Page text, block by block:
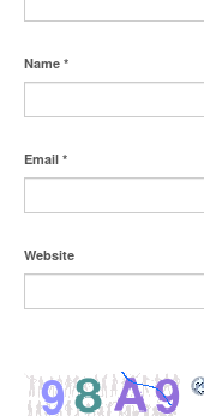
Name *
Email *
Website